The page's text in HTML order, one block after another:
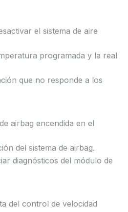
el sistema de aire
programada y la real
que no responde a los
airbag encendida en el
del sistema de airbag.
diagnósticos del módulo de
del control de velocidad